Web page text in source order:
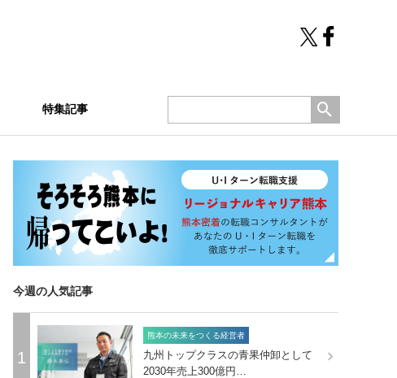
特集記事
今週の人気記事
1
熊本の未来をつくる経営者
九州トップクラスの青果仲卸として
2030年売上300億円…